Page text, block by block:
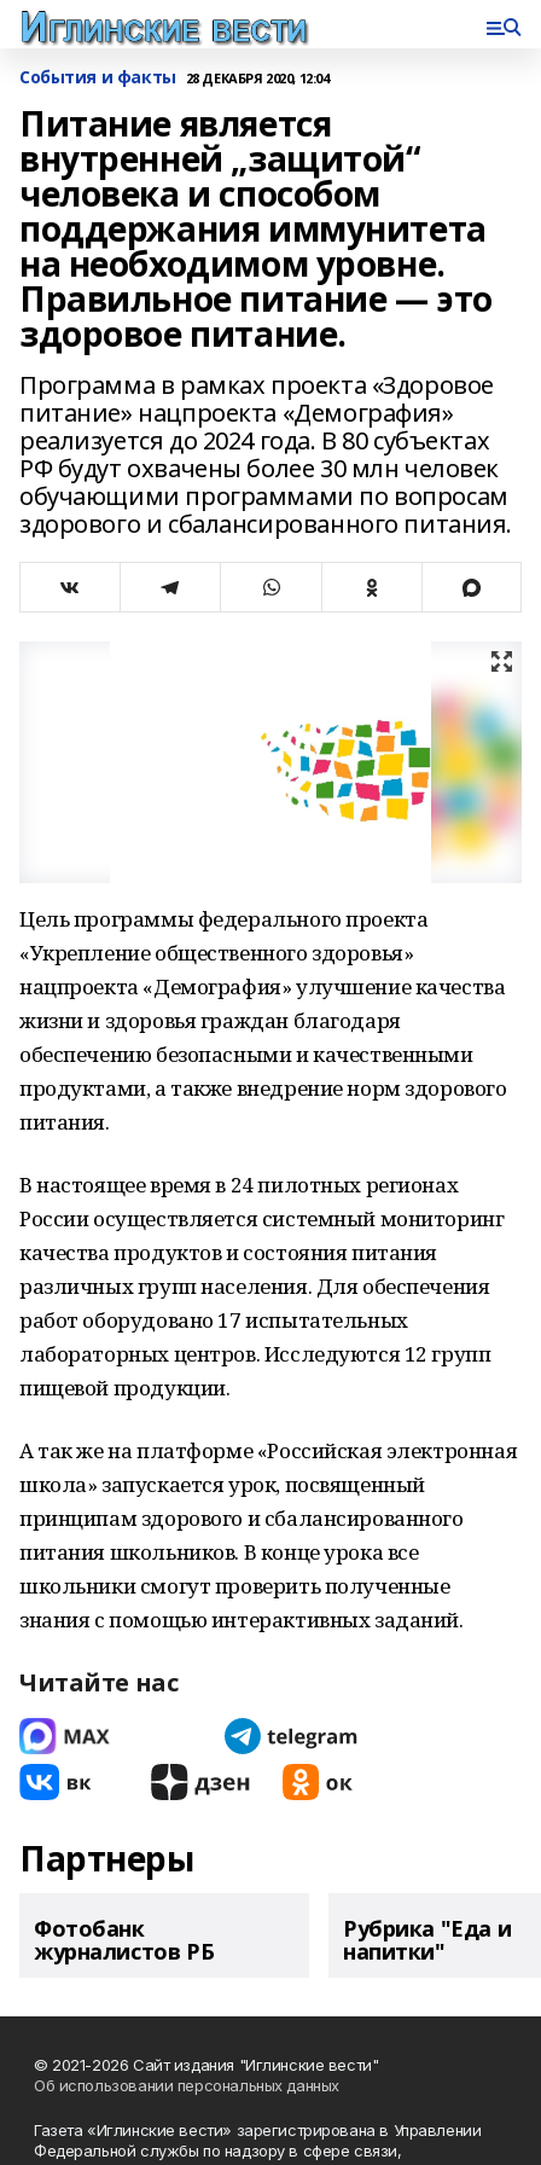
События и факты 28 ДЕКАБРЯ 2020, 12:04
Питание является
внутренней „защитой“
человека и способом
поддержания иммунитета
на необходимом уровне.
Правильное питание — это
здоровое питание.
Программа в рамках проекта «Здоровое
питание» нацпроекта «Демография»
реализуется до 2024 года. В 80 субъектах
РФ будут охвачены более 30 млн человек
обучающими программами по вопросам
здорового и сбалансированного питания.
Цель программы федерального проекта
«Укрепление общественного здоровья»
нацпроекта «Демография» улучшение качества
жизни и здоровья граждан благодаря
обеспечению безопасными и качественными
продуктами, а также внедрение норм здорового
питания.
В настоящее время в 24 пилотных регионах
России осуществляется системный мониторинг
качества продуктов и состояния питания
различных групп населения. Для обеспечения
работ оборудовано 17 испытательных
лабораторных центров. Исследуются 12 групп
пищевой продукции.
А так же на платформе «Российская электронная
школа» запускается урок, посвященный
принципам здорового и сбалансированного
питания школьников. В конце урока все
школьники смогут проверить полученные
знания с помощью интерактивных заданий.
Читайте нас
Партнеры
Фотобанк
журналистов РБ
Рубрика "Еда и
напитки"
© 2021-2026 Сайт издания "Иглинские вести"
Об использовании персональных данных
Газета «Иглинские вести» зарегистрирована в Управлении
Федеральной службы по надзору в сфере связи,